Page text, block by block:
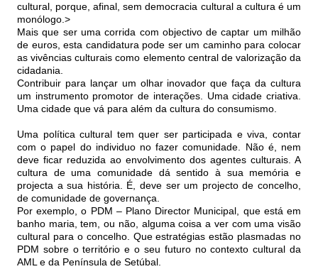
cultural, porque, afinal, sem democracia cultural a cultura é um
monólogo.>
Mais que ser uma corrida com objectivo de captar um milhão
de euros, esta candidatura pode ser um caminho para colocar
as vivências culturais como elemento central de valorização da
cidadania.
Contribuir para lançar um olhar inovador que faça da cultura
um instrumento promotor de interações. Uma cidade criativa.
Uma cidade que vá para além da cultura do consumismo.
Uma política cultural tem quer ser participada e viva, contar
com o papel do individuo no fazer comunidade. Não é, nem
deve ficar reduzida ao envolvimento dos agentes culturais. A
cultura de uma comunidade dá sentido à sua memória e
projecta a sua história. É, deve ser um projecto de concelho,
de comunidade de governança.
Por exemplo, o PDM – Plano Director Municipal, que está em
banho maria, tem, ou não, alguma coisa a ver com uma visão
cultural para o concelho. Que estratégias estão plasmadas no
PDM sobre o território e o seu futuro no contexto cultural da
AML e da Península de Setúbal.